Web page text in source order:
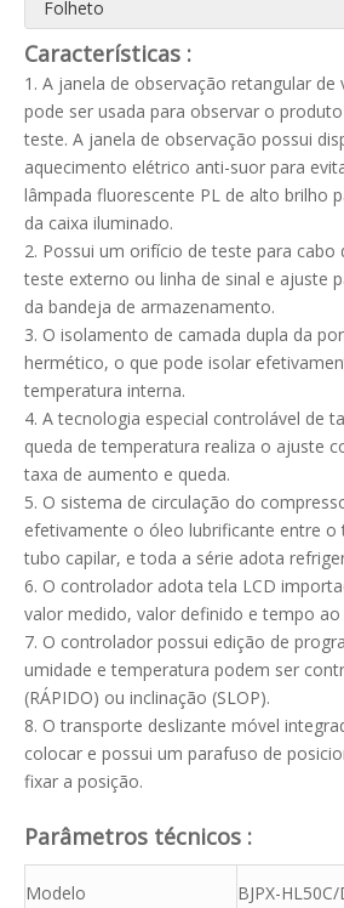
Folheto
Características :
1. A janela de observação retangular de
pode ser usada para observar o
teste. A janela de observação possui
aquecimento elétrico anti-suor para
lâmpada fluorescente PL de alto brilho
da caixa iluminado.
2. Possui um orifício de teste para cabo
teste externo ou linha de sinal e ajuste
da bandeja de armazenamento.
3. O isolamento de camada dupla da
hermético, o que pode isolar
temperatura interna.
4. A tecnologia especial controlável de
queda de temperatura realiza o ajuste
taxa de aumento e queda.
5. O sistema de circulação do
efetivamente o óleo lubrificante entre o
tubo capilar, e toda a série adota
6. O controlador adota tela LCD
valor medido, valor definido e tempo
7. O controlador possui edição de
umidade e temperatura podem ser
(RÁPIDO) ou inclinação (SLOP).
8. O transporte deslizante móvel
colocar e possui um parafuso de
fixar a posição.
Parâmetros técnicos :
Modelo BJPX-HL50C/